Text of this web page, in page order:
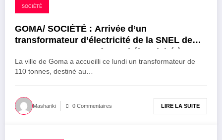
26 août 2025
SOCIÉTÉ
GOMA/ SOCIÉTÉ : Arrivée d’un
transformateur d’électricité de la SNEL de
110 tonnes pour renforcer l’électricité à
Mugunga
La ville de Goma a accueilli ce lundi un transformateur de
110 tonnes, destiné au…
Mashariki 0 Commentaires LIRE LA SUITE